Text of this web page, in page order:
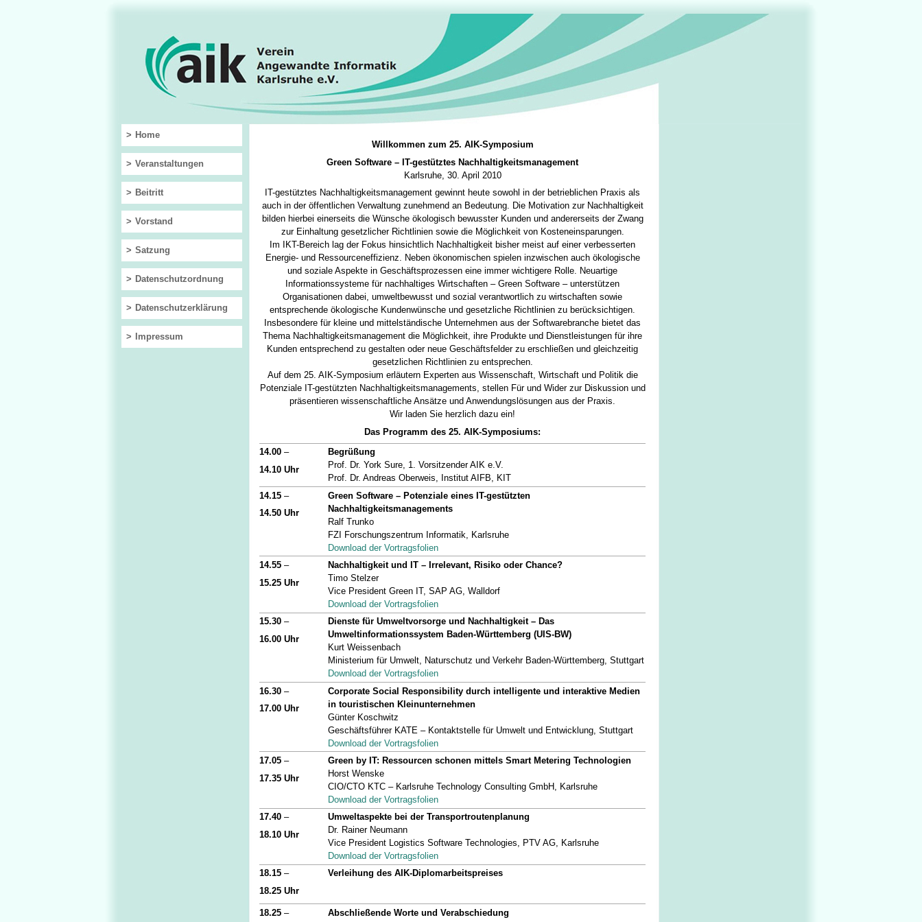
Home
Veranstaltungen
Beitritt
Vorstand
Satzung
Datenschutzordnung
Datenschutzerklärung
Impressum
Willkommen zum 25. AIK-Symposium
Green Software – IT-gestütztes Nachhaltigkeitsmanagement
Karlsruhe, 30. April 2010
IT-gestütztes Nachhaltigkeitsmanagement gewinnt heute sowohl in der betrieblichen Praxis als
auch in der öffentlichen Verwaltung zunehmend an Bedeutung. Die Motivation zur Nachhaltigkeit
bilden hierbei einerseits die Wünsche ökologisch bewusster Kunden und andererseits der Zwang
zur Einhaltung gesetzlicher Richtlinien sowie die Möglichkeit von Kosteneinsparungen.
Im IKT-Bereich lag der Fokus hinsichtlich Nachhaltigkeit bisher meist auf einer verbesserten
Energie- und Ressourceneffizienz. Neben ökonomischen spielen inzwischen auch ökologische
und soziale Aspekte in Geschäftsprozessen eine immer wichtigere Rolle. Neuartige
Informationssysteme für nachhaltiges Wirtschaften – Green Software – unterstützen
Organisationen dabei, umweltbewusst und sozial verantwortlich zu wirtschaften sowie
entsprechende ökologische Kundenwünsche und gesetzliche Richtlinien zu berücksichtigen.
Insbesondere für kleine und mittelständische Unternehmen aus der Softwarebranche bietet das
Thema Nachhaltigkeitsmanagement die Möglichkeit, ihre Produkte und Dienstleistungen für ihre
Kunden entsprechend zu gestalten oder neue Geschäftsfelder zu erschließen und gleichzeitig
gesetzlichen Richtlinien zu entsprechen.
Auf dem 25. AIK-Symposium erläutern Experten aus Wissenschaft, Wirtschaft und Politik die
Potenziale IT-gestützten Nachhaltigkeitsmanagements, stellen Für und Wider zur Diskussion und
präsentieren wissenschaftliche Ansätze und Anwendungslösungen aus der Praxis.
Wir laden Sie herzlich dazu ein!
Das Programm des 25. AIK-Symposiums:
14.00 –
14.10 Uhr
Begrüßung
Prof. Dr. York Sure, 1. Vorsitzender AIK e.V.
Prof. Dr. Andreas Oberweis, Institut AIFB, KIT
14.15 –
14.50 Uhr
Green Software – Potenziale eines IT-gestützten
Nachhaltigkeitsmanagements
Ralf Trunko
FZI Forschungszentrum Informatik, Karlsruhe
Download der Vortragsfolien
14.55 –
15.25 Uhr
Nachhaltigkeit und IT – Irrelevant, Risiko oder Chance?
Timo Stelzer
Vice President Green IT, SAP AG, Walldorf
Download der Vortragsfolien
15.30 –
16.00 Uhr
Dienste für Umweltvorsorge und Nachhaltigkeit – Das
Umweltinformationssystem Baden-Württemberg (UIS-BW)
Kurt Weissenbach
Ministerium für Umwelt, Naturschutz und Verkehr Baden-Württemberg, Stuttgart
Download der Vortragsfolien
16.30 –
17.00 Uhr
Corporate Social Responsibility durch intelligente und interaktive Medien
in touristischen Kleinunternehmen
Günter Koschwitz
Geschäftsführer KATE – Kontaktstelle für Umwelt und Entwicklung, Stuttgart
Download der Vortragsfolien
17.05 –
17.35 Uhr
Green by IT: Ressourcen schonen mittels Smart Metering Technologien
Horst Wenske
CIO/CTO KTC – Karlsruhe Technology Consulting GmbH, Karlsruhe
Download der Vortragsfolien
17.40 –
18.10 Uhr
Umweltaspekte bei der Transportroutenplanung
Dr. Rainer Neumann
Vice President Logistics Software Technologies, PTV AG, Karlsruhe
Download der Vortragsfolien
18.15 –
18.25 Uhr
Verleihung des AIK-Diplomarbeitspreises
18.25 –
Abschließende Worte und Verabschiedung